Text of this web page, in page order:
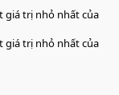
giá trị nhỏ nhất của
giá trị nhỏ nhất của